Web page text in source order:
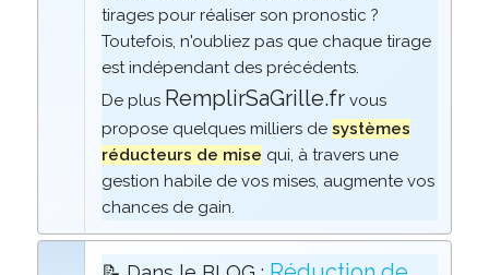
tirages pour réaliser son pronostic ?
Toutefois, n'oubliez pas que chaque tirage
est indépendant des précédents.
De plus RemplirSaGrille.frvous
propose quelques milliers de systèmes
réducteurs de mise qui, à travers une
gestion habile de vos mises, augmente vos
chances de gain.